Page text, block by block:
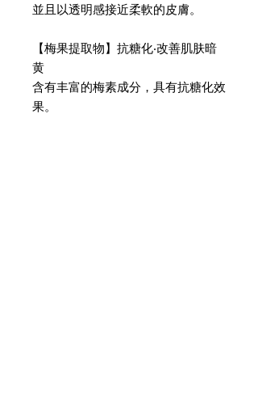
並且以透明感接近柔軟的皮膚。
【梅果提取物】抗糖化‧改善肌肤暗
黄
含有丰富的梅素成分，具有抗糖化效
果。